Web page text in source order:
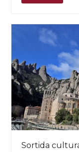
Sortida